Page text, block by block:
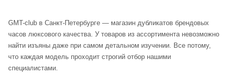
GMT-club в Санкт-Петербурге — магазин дубликатов брендовых
часов люксового качества. У товаров из ассортимента невозможно
найти изъяны даже при самом детальном изучении. Все потому,
что каждая модель проходит строгий отбор нашими
специалистами.